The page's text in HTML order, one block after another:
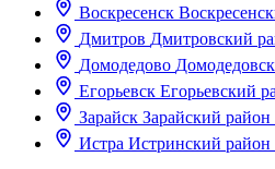
Воскресенск
Дмитров Дмитровский
Домодедово
Егорьевск Егорьевский
Зарайск Зарайский район
Истра Истринский район